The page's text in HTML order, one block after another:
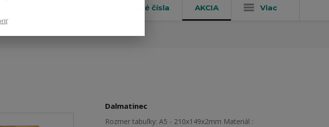
Domové čísla AKCIA Viac
Dalmatinec
Rozmer tabuľky: A5 - 210x149x2mm Materiál :